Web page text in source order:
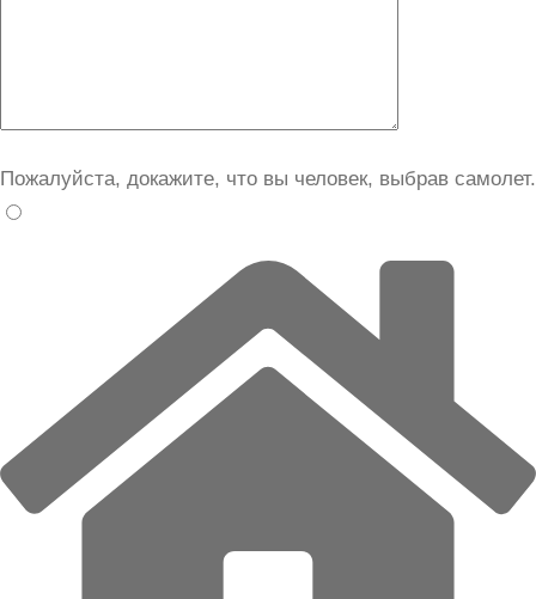
Пожалуйста, докажите, что вы человек, выбрав самолет.